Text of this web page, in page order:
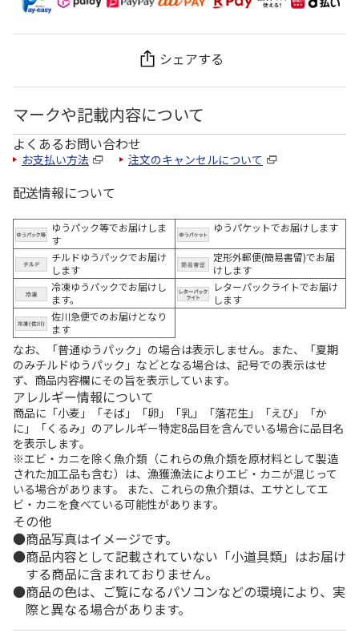
シェアする
マークや記載内容について
よくあるお問い合わせ
お支払い方法 注文のキャンセルについて
配送情報について
ゆうパック等でお届けしま
す
ゆうパケットでお届けします
チルドゆうパックでお届け
します
定形外郵便(簡易書留)でお届
けします
冷凍ゆうパックでお届けし
ます。
レターパックライトでお届け
します
佐川急便でのお届けとなり
ます
なお、「普通ゆうパック」の場合は表示しません。また、「夏期
のみチルドゆうパック」などとなる場合は、記号での表示はせ
ず、商品内容欄にその旨を表示しています。
アレルギー情報について
商品に「小麦」「そば」「卵」「乳」「落花生」「えび」「か
に」「くるみ」のアレルギー特定8品目を含んでいる場合に品目名
を表示します。
※エビ・カニを除く魚介類（これらの魚介類を原材料として製造
された加工品も含む）は、漁獲漁法によりエビ・カニが混じって
いる場合があります。 また、これらの魚介類は、エサとしてエ
ビ・カニを食べている可能性があります。
その他
商品写真はイメージです。
商品内容として記載されていない「小道具類」はお届け
する商品に含まれておりません。
商品の色は、ご覧になるパソコンなどの環境により、実
際と異なる場合があります。